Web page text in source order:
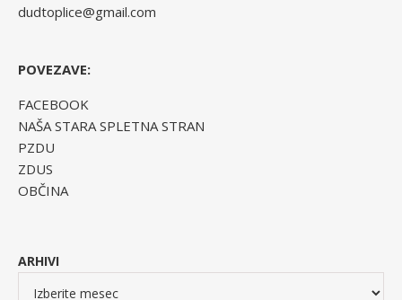
dudtoplice@gmail.com
POVEZAVE:
FACEBOOK
NAŠA STARA SPLETNA STRAN
PZDU
ZDUS
OBČINA
ARHIVI